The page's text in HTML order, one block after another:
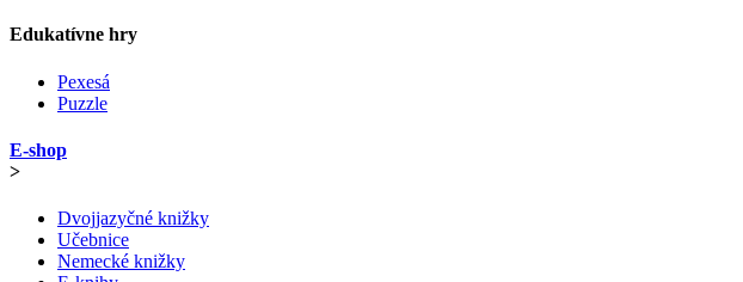
Edukatívne hry
Pexesá
Puzzle
E-shop
>
Dvojjazyčné knižky
Učebnice
Nemecké knižky